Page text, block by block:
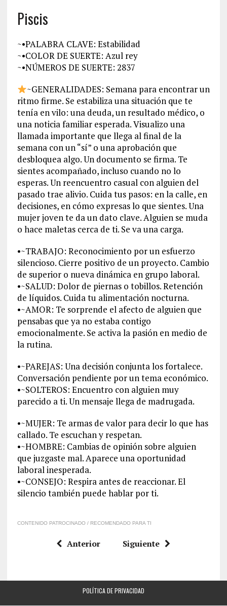
Piscis
~•PALABRA CLAVE: Estabilidad
~•COLOR DE SUERTE: Azul rey
~•NÚMEROS DE SUERTE: 2837
~GENERALIDADES: Semana para encontrar un
ritmo firme. Se estabiliza una situación que te
tenía en vilo: una deuda, un resultado médico, o
una noticia familiar esperada. Visualizo una
llamada importante que llega al final de la
semana con un “sí” o una aprobación que
desbloquea algo. Un documento se firma. Te
sientes acompañado, incluso cuando no lo
esperas. Un reencuentro casual con alguien del
pasado trae alivio. Cuida tus pasos: en la calle, en
decisiones, en cómo expresas lo que sientes. Una
mujer joven te da un dato clave. Alguien se muda
o hace maletas cerca de ti. Se va una carga.
•~TRABAJO: Reconocimiento por un esfuerzo
silencioso. Cierre positivo de un proyecto. Cambio
de superior o nueva dinámica en grupo laboral.
•~SALUD: Dolor de piernas o tobillos. Retención
de líquidos. Cuida tu alimentación nocturna.
•~AMOR: Te sorprende el afecto de alguien que
pensabas que ya no estaba contigo
emocionalmente. Se activa la pasión en medio de
la rutina.
•~PAREJAS: Una decisión conjunta los fortalece.
Conversación pendiente por un tema económico.
•~SOLTEROS: Encuentro con alguien muy
parecido a ti. Un mensaje llega de madrugada.
•~MUJER: Te armas de valor para decir lo que has
callado. Te escuchan y respetan.
•~HOMBRE: Cambias de opinión sobre alguien
que juzgaste mal. Aparece una oportunidad
laboral inesperada.
•~CONSEJO: Respira antes de reaccionar. El
silencio también puede hablar por ti.
CONTENIDO PATROCINADO / RECOMENDADO PARA TI
Anterior Siguiente
POLÍTICA DE PRIVACIDAD